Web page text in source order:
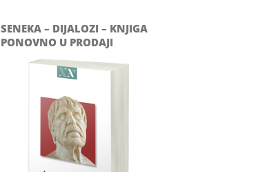
SENEKA – DIJALOZI – KNJIGA
PONOVNO U PRODAJI